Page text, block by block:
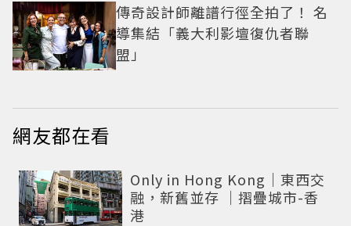
傳奇設計師離譜行徑全拍了！ 名
導集結「義大利影壇復仇者聯
盟」
網友都在看
Only in Hong Kong｜東西交
融，新舊並存 ｜摺疊城市-香
港